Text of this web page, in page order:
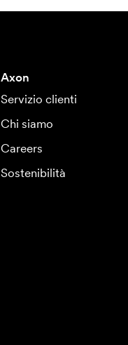
Axon
Servizio clienti
Chi siamo
Careers
Sostenibilità